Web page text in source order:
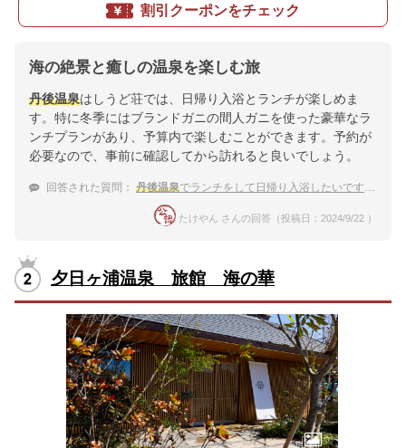
割引クーポンをチェック
海の絶景と癒しの温泉を楽しむ旅
丹後温泉はしうど荘では、日帰り入浴とランチが楽しめま
す。特に冬季にはブランドガニの間人ガニを使った豪華なラ
ンチプランがあり、予算内で楽しむことができます。予約が
必要なので、事前に確認してから訪れると良いでしょう。
回答された質問： 丹後温泉でランチをして日帰り入浴したいです。カニがいただける温泉宿は？
たけやん さんの回答（投稿日：2024/9/22 ）
夕日ヶ浦温泉 旅館 海の華